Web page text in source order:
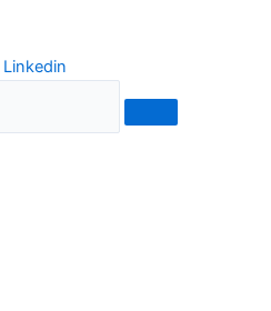
Linkedin